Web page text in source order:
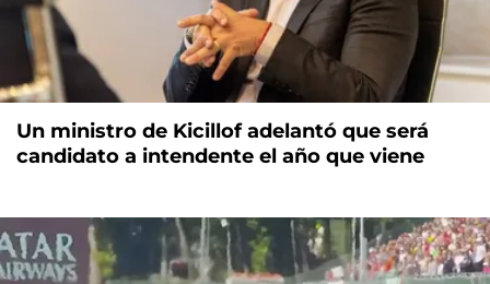
Un ministro de Kicillof adelantó que será
candidato a intendente el año que viene